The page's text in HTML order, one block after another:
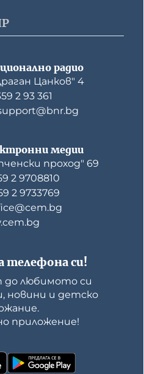
радио
Цанков" 4
2 93 361
телефона си!
до любимото си
новини и детско
приложение!
медии
проход" 69
2 9708810
2 9733769